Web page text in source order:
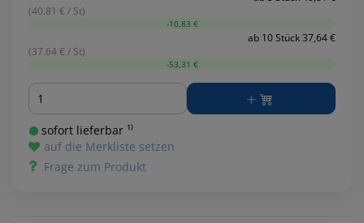
(40.81 € / St)
-10,83 €
ab 10 Stück 37,64 €
(37.64 € / St)
-53,31 €
Menge
sofort lieferbar ¹⁾
auf die Merkliste setzen
Frage zum Produkt